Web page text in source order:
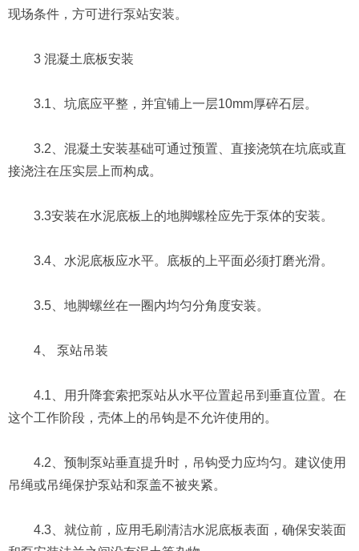
现场条件，方可进行泵站安装。
3 混凝土底板安装
3.1、坑底应平整，并宜铺上一层10mm厚碎石层。
3.2、混凝土安装基础可通过预置、直接浇筑在坑底或直
接浇注在压实层上而构成。
3.3安装在水泥底板上的地脚螺栓应先于泵体的安装。
3.4、水泥底板应水平。底板的上平面必须打磨光滑。
3.5、地脚螺丝在一圈内均匀分角度安装。
4、 泵站吊装
4.1、用升降套索把泵站从水平位置起吊到垂直位置。在
这个工作阶段，壳体上的吊钩是不允许使用的。
4.2、预制泵站垂直提升时，吊钩受力应均匀。建议使用
吊绳或吊绳保护泵站和泵盖不被夹紧。
4.3、就位前，应用毛刷清洁水泥底板表面，确保安装面